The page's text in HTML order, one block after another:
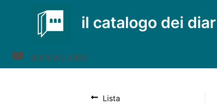
il catalogo dei
archivio diari
Lista